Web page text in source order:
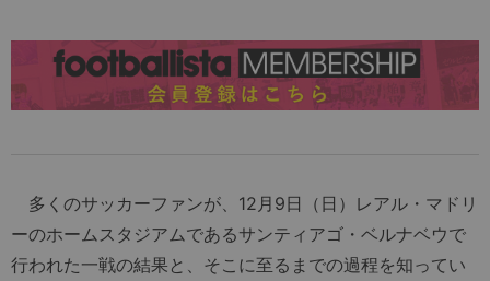
多くのサッカーファンが、12月9日（日）レアル・マドリ
ーのホームスタジアムであるサンティアゴ・ベルナベウで
行われた一戦の結果と、そこに至るまでの過程を知ってい